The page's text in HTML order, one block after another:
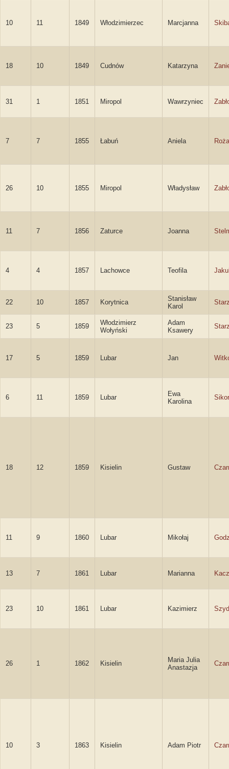
10 11 1849 Włodzimierzec Marcjanna
18 10 1849 Cudnów Katarzyna
31 1 1851 Miropol Wawrzyniec
7 7 1855 Łabuń Aniela
26 10 1855 Miropol Władysław
11 7 1856 Zaturce Joanna
4 4 1857 Lachowce Teofila
22 10 1857 Korytnica
Stanisław
Karol
23 5 1859
Włodzimierz
Wołyński
Adam
Ksawery
17 5 1859 Lubar Jan
6 11 1859 Lubar
Ewa
Karolina
18 12 1859 Kisielin Gustaw
11 9 1860 Lubar Mikołaj
13 7 1861 Lubar Marianna
23 10 1861 Lubar Kazimierz
26 1 1862 Kisielin
Maria Julia
Anastazja
10 3 1863 Kisielin Adam Piotr